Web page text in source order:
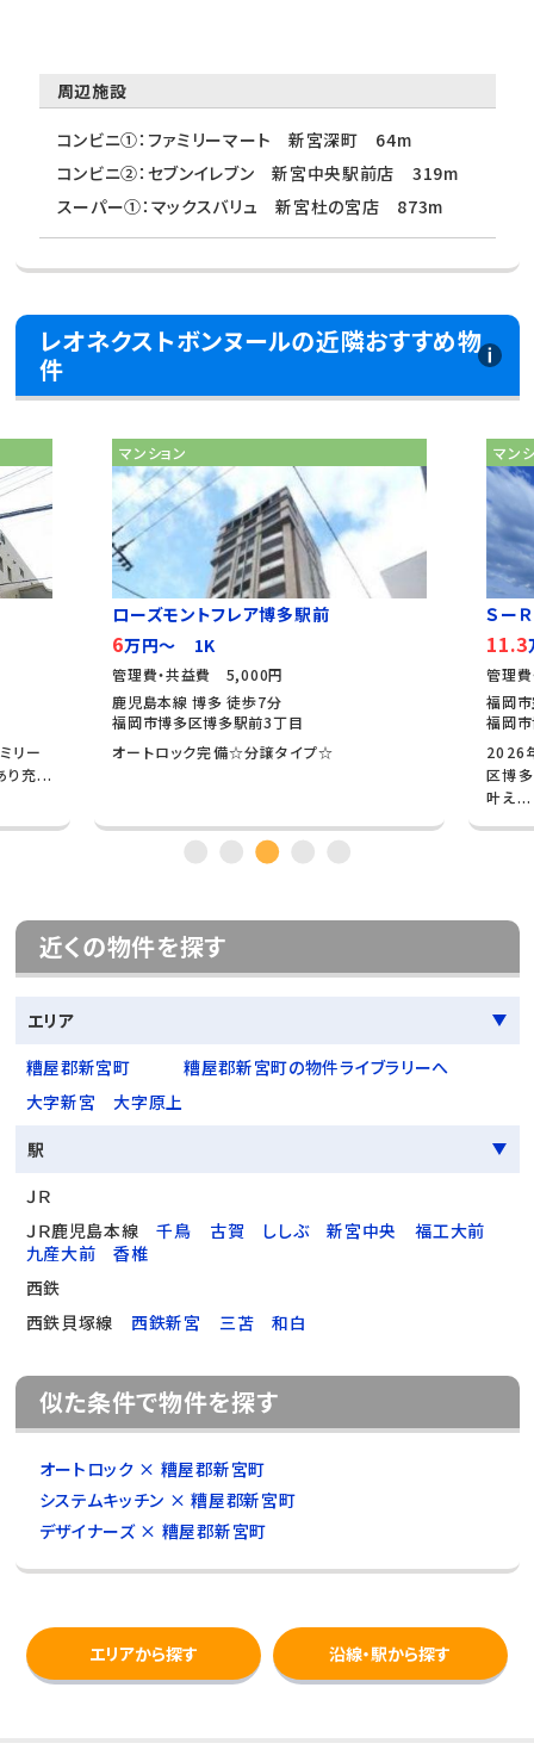
周辺施設
コンビニ①：ファミリーマート 新宮深町 64m
コンビニ②：セブンイレブン 新宮中央駅前店 319m
スーパー①：マックスバリュ 新宮杜の宮店 873m
レオネクストボンヌールの近隣おすすめ物
件
リー
り充...
マンション
ローズモントフレア博多駅前
6万円～ 1K
管理費・共益費 5,000円
鹿児島本線 博多 徒歩7分
福岡市博多区博多駅前3丁目
オートロック完備☆分譲タイプ☆
マン
Ｓー
11.3
管理
福岡
福岡
2026
区博
叶え...
近くの物件を探す
エリア
糟屋郡新宮町
糟屋郡新宮町の物件ライブラリーへ
大字新宮
大字原上
駅
ＪＲ
ＪＲ鹿児島本線
千鳥 古賀 ししぶ 新宮中央
福工大前
九産大前
香椎
西鉄
西鉄貝塚線
西鉄新宮 三苫 和白
似た条件で物件を探す
オートロック × 糟屋郡新宮町
システムキッチン × 糟屋郡新宮町
デザイナーズ × 糟屋郡新宮町
エリアから探す 沿線・駅から探す